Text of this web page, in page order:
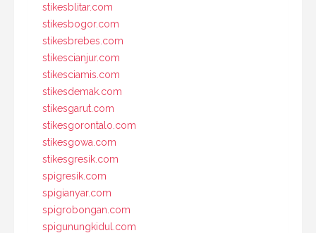
stikesblitar.com
stikesbogor.com
stikesbrebes.com
stikescianjur.com
stikesciamis.com
stikesdemak.com
stikesgarut.com
stikesgorontalo.com
stikesgowa.com
stikesgresik.com
spigresik.com
spigianyar.com
spigrobongan.com
spigunungkidul.com